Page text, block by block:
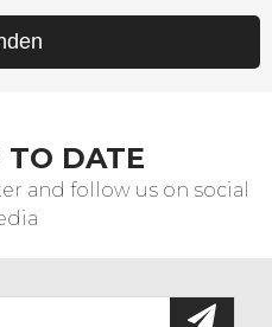
TO DATE
and follow us on social